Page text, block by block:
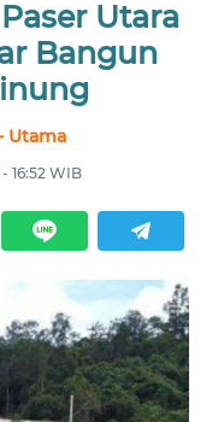
Utara
Bangun
Utama
16:52 WIB